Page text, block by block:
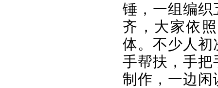
锤，一组编
齐，大家依
体。不少人
手帮扶，手
制作，一边